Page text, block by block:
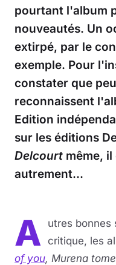
pourtant l'album
nouveautés. Un
extirpé, par le
exemple. Pour
constater que
reconnaissent
Edition
sur les éditions
Delcourt même,
autrement...
A utres bonnes
critique, les
of you, Murena